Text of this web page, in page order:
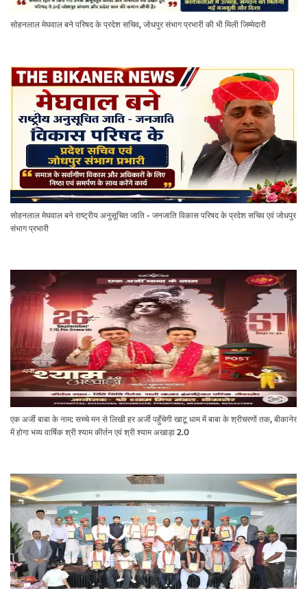
सोहनलाल मेघवाल बने परिषद के प्रदेश सचिव, जोधपुर संभाग प्रभारी की भी मिली जिम्मेदारी
सोहनलाल मेघवाल बने राष्ट्रीय अनुसूचित जाति - जनजाति विकास परिषद के प्रदेश सचिव एवं जोधपुर
संभाग प्रभारी
एक अर्जी बाबा के नाम: सच्चे मन से लिखी हर अर्जी पहुँचेगी खाटू धाम में बाबा के श्रीचरणों तक, बीकानेर
में होगा भव्य वार्षिक श्री श्याम कीर्तन एवं श्री श्याम अखाड़ा 2.0